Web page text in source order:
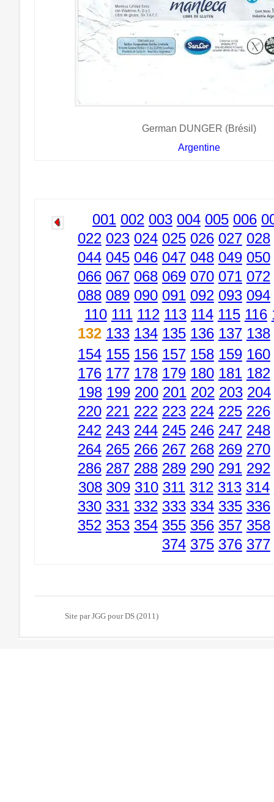
German DUNGER (Brésil)
Argentine
001 002 003 004 005 006
022 023 024 025 026 027 028
044 045 046 047 048 049 050
066 067 068 069 070 071 072
088 089 090 091 092 093 094
110 111 112 113 114 115 116
132 133 134 135 136 137 138
154 155 156 157 158 159 160
176 177 178 179 180 181 182
198 199 200 201 202 203 204
220 221 222 223 224 225 226
242 243 244 245 246 247 248
264 265 266 267 268 269 270
286 287 288 289 290 291 292
308 309 310 311 312 313 314
330 331 332 333 334 335 336
352 353 354 355 356 357 358
374 375 376 377
Site par JGG pour DS (2011)